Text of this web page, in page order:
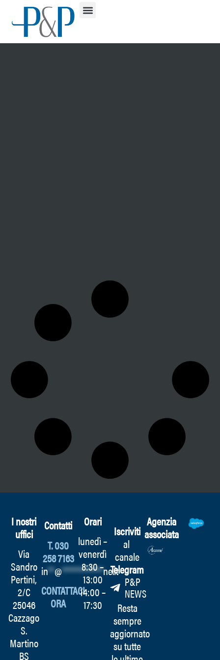
I nostri
uffici
Via
Sandro
Pertini,
2/C
25046
Cazzago
S.
Martino
BS
Contatti
T. 030
258 7163
in**@************ne.it
CONTATTACI
ORA
Orari
lunedì –
venerdì
8:30 –
13:00
14:00 –
17:30
Iscriviti
al
canale
Telegram
P&P
NEWS
Resta
sempre
aggiornato
su tutte
Agenzia
associata